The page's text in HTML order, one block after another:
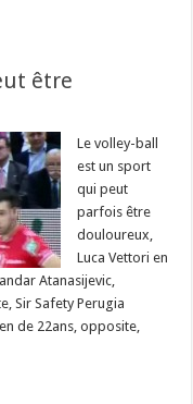
être
Le volley-ball
est un sport
qui peut
parfois être
douloureux,
Luca Vettori en
Atanasijevic,
Sir Safety Perugia
de 22ans, opposite,